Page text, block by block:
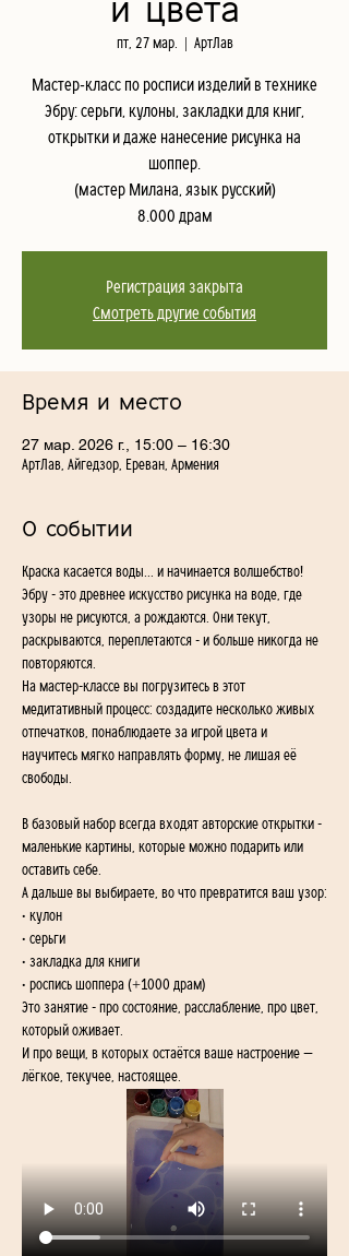
и цвета
пт, 27 мар. АртЛав
Мастер-класс по росписи изделий в технике
Эбру: серьги, кулоны, закладки для книг,
открытки и даже нанесение рисунка на
шоппер.
(мастер Милана, язык русский)
8.000 драм
Регистрация закрыта
Смотреть другие события
Время и место
27 мар. 2026 г., 15:00 – 16:30
АртЛав, Айгедзор, Ереван, Армения
О событии
Краска касается воды... и начинается волшебство!
Эбру - это древнее искусство рисунка на воде, где
узоры не рисуются, а рождаются. Они текут,
раскрываются, переплетаются - и больше никогда не
повторяются.
На мастер-классе вы погрузитесь в этот
медитативный процесс: создадите несколько живых
отпечатков, понаблюдаете за игрой цвета и
научитесь мягко направлять форму, не лишая её
свободы.
В базовый набор всегда входят авторские открытки -
маленькие картины, которые можно подарить или
оставить себе.
А дальше вы выбираете, во что превратится ваш узор:
• кулон
• серьги
• закладка для книги
• роспись шоппера (+1000 драм)
Это занятие - про состояние, расслабление, про цвет,
который оживает.
И про вещи, в которых остаётся ваше настроение —
лёгкое, текучее, настоящее.